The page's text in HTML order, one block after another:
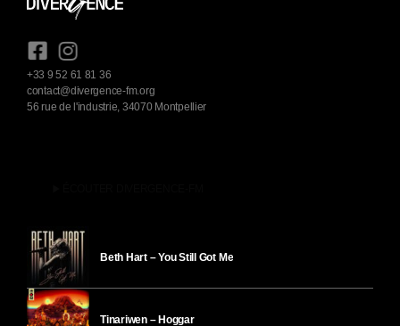
+33 9 52 61 81 36
contact@divergence-fm.org
56 rue de l'industrie, 34070 Montpellier
Beth Hart – You Still Got Me
Tinariwen – Hoggar